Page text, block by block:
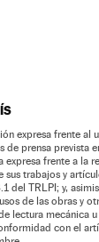
expresa frente al
de prensa prevista
expresa frente a la
trabajos y
del TRLPI; y,
de las obras y
lectura mecánica
con el